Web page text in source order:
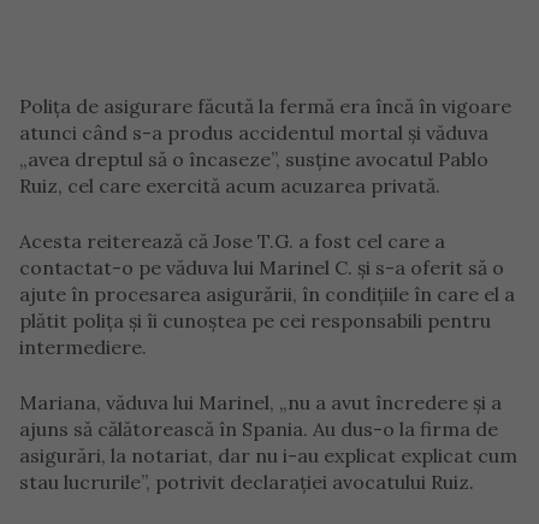
Polița de asigurare făcută la fermă era încă în vigoare
atunci când s-a produs accidentul mortal și văduva
„avea dreptul să o încaseze”, susține avocatul Pablo
Ruiz, cel care exercită acum acuzarea privată.
Acesta reiterează că Jose T.G. a fost cel care a
contactat-o ​​pe văduva lui Marinel C. și s-a oferit să o
ajute în procesarea asigurării, în condițiile în care el a
plătit polița și îi cunoștea pe cei responsabili pentru
intermediere.
Mariana, văduva lui Marinel, „nu a avut încredere și a
ajuns să călătorească în Spania. Au dus-o la firma de
asigurări, la notariat, dar nu i-au explicat explicat cum
stau lucrurile”, potrivit declarației avocatului Ruiz.